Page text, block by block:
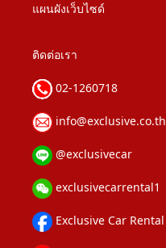
แผนผังเว็บไซด์
ติดต่อเรา
02-1260718
info@exclusive.co.th
@exclusivecar
exclusivecarrental1
Exclusive Car Rental